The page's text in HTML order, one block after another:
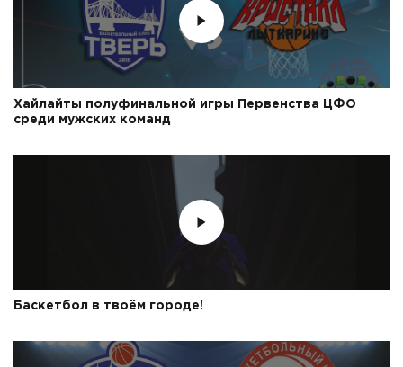
Хайлайты полуфинальной игры Первенства ЦФО
среди мужских команд
Баскетбол в твоём городе!